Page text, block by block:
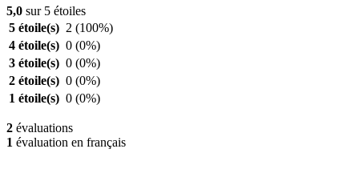
5,0 sur 5 étoiles
5 étoile(s) 2 (100%)
4 étoile(s) 0 (0%)
3 étoile(s) 0 (0%)
2 étoile(s) 0 (0%)
1 étoile(s) 0 (0%)
2 évaluations
1 évaluation en français